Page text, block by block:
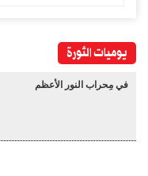
يوميات الثورة
في مِحراب النور الأعظم